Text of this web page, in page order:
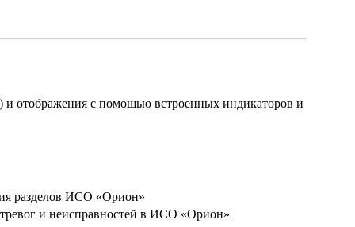
отображения с помощью встроенных индикаторов и
разделов ИСО «Орион»
и неисправностей в ИСО «Орион»